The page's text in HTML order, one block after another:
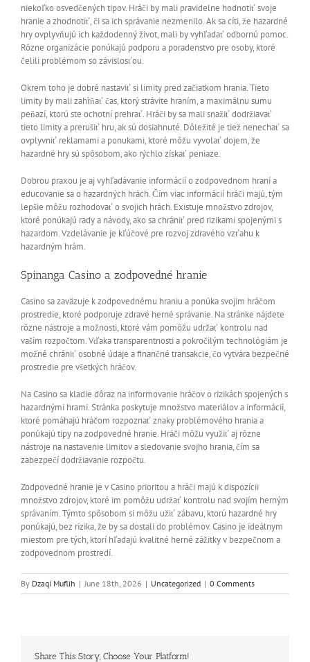
niekoľko osvedčených tipov. Hráči by mali pravidelne hodnotiť svoje
hranie a zhodnotiť, či sa ich správanie nezmenilo. Ak sa cíti, že hazardné
hry ovplyvňujú ich každodenný život, mali by vyhľadať odbornú pomoc.
Rôzne organizácie ponúkajú podporu a poradenstvo pre osoby, ktoré
čelili problémom so závislosťou.
Okrem toho je dobré nastaviť si limity pred začiatkom hrania. Tieto
limity by mali zahŕňať čas, ktorý strávite hraním, a maximálnu sumu
peňazí, ktorú ste ochotní prehrať. Hráči by sa mali snažiť dodržiavať
tieto limity a prerušiť hru, ak sú dosiahnuté. Dôležité je tiež nenechať sa
ovplyvniť reklamami a ponukami, ktoré môžu vyvolať dojem, že
hazardné hry sú spôsobom, ako rýchlo získať peniaze.
Dobrou praxou je aj vyhľadávanie informácií o zodpovednom hraní a
educovanie sa o hazardných hrách. Čím viac informácií hráči majú, tým
lepšie môžu rozhodovať o svojich hrách. Existuje množstvo zdrojov,
ktoré ponúkajú rady a návody, ako sa chrániť pred rizikami spojenými s
hazardom. Vzdelávanie je kľúčové pre rozvoj zdravého vzťahu k
hazardným hrám.
Spinanga Casino a zodpovedné hranie
Casino sa zaväzuje k zodpovednému hraniu a ponúka svojim hráčom
prostredie, ktoré podporuje zdravé herné správanie. Na stránke nájdete
rôzne nástroje a možnosti, ktoré vám pomôžu udržať kontrolu nad
vaším rozpočtom. Vďaka transparentnosti a pokročilým technológiám je
možné chrániť osobné údaje a finančné transakcie, čo vytvára bezpečné
prostredie pre všetkých hráčov.
Na Casino sa kladie dôraz na informovanie hráčov o rizikách spojených s
hazardnými hrami. Stránka poskytuje množstvo materiálov a informácií,
ktoré pomáhajú hráčom rozpoznať znaky problémového hrania a
ponúkajú tipy na zodpovedné hranie. Hráči môžu využiť aj rôzne
nástroje na nastavenie limitov a sledovanie svojho hrania, čím sa
zabezpečí dodržiavanie rozpočtu.
Zodpovedné hranie je v Casino prioritou a hráči majú k dispozícii
množstvo zdrojov, ktoré im pomôžu udržať kontrolu nad svojím herným
správaním. Týmto spôsobom si môžu užiť zábavu, ktorú hazardné hry
ponúkajú, bez rizika, že by sa dostali do problémov. Casino je ideálnym
miestom pre tých, ktorí hľadajú kvalitné herné zážitky v bezpečnom a
zodpovednom prostredí.
By Dzaqi Muflih | June 18th, 2026 | Uncategorized | 0 Comments
Share This Story, Choose Your Platform!